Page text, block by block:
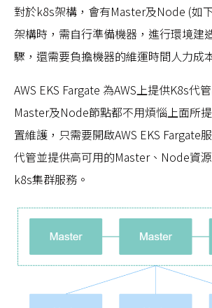
對於k8s架構，會有Master及Node (如
架構時，需自行準備機器，進行環境建
驟，還需要負擔機器的維運時間人力成
AWS EKS Fargate 為AWS上提供K8s代
Master及Node節點都不用煩惱上面所
置維護，只需要開啟AWS EKS Fargate
代管並提供高可用的Master、Node資
k8s集群服務。